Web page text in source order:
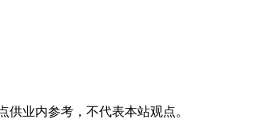
业内参考，不代表本站观点。